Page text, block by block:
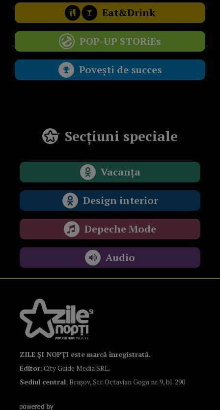
Eat&Drink
POP-UP STORiEs
Povești de succes
Secțiuni speciale
Vacanța
Design interior
Depeche Mode
Audio
ZILE ȘI NOPȚI este marcă înregistrată.
Editor: City Guide Media SRL.
Sediul central: Brașov, Str. Octavian Goga nr. 9, bl. 290